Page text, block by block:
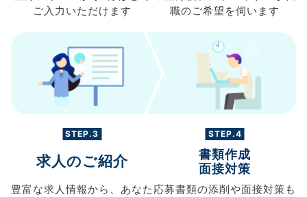
ご入力 いただけます
職のご希望を伺います
STEP.3
求人のご紹介
豊富な求人情報から、 あなた
STEP.4
書類作成
面接対策
応募書類の添削や面接対策も